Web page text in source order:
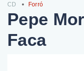
CD Forró
Pepe
Faca